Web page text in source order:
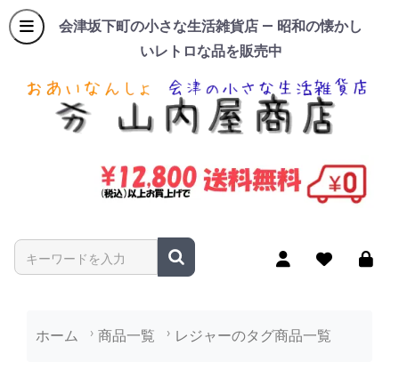
会津坂下町の小さな生活雑貨店 — 昭和の懐かし
いレトロな品を販売中
商品名やキーワードを入力
ホーム 商品一覧 レジャーのタグ商品一覧